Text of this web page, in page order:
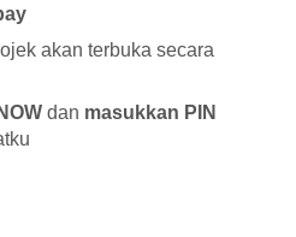
akan terbuka secara
dan masukkan PIN